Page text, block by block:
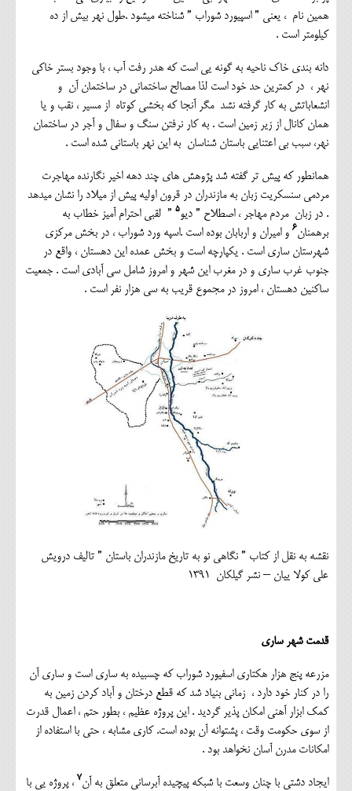
همین نام ، یعنی ” اسپیورد شوراب ” شناخته میشود .طول نهر بیش از ده
کیلومتر است .
دانه بندی خاک ناحیه به گونه یی است که هدر رفت آب ، با وجود بستر خاکی
نهر ، در کمترین حد خود است لذا مصالح ساختمانی در ساختمان آن و
انشعاباتش به کار گرفته نشد مگر آنجا که بخشی کوتاه از مسیر ، نقب و یا
همان کانال از زیر زمین است . به کار نرفتن سنگ و سفال و آجر در ساختمان
نهر، سبب بی اعتنایی باستان شناسان به این نهر باستانی شده است .
همانطور که پیش تر گفته شد پژوهش های چند دهه اخیر نگارنده مهاجرت
مردمی سنسکریت زبان به مازندران در قرون اولیه پیش از میلاد را نشان میدهد
. در زبان مردم مهاجر ، اصطلاح ” دیو۵ ” لقبی احترام آمیز خطاب به
برهمنان۶ و امیران و اربابان بوده است .اسپه ورد شوراب ، در بخش مرکزی
شهرستان ساری است . یکپارچه است و بخش عمده این دهستان ، واقع در
جنوب غرب ساری و در مغرب این شهر و امروز شامل سی آبادی است . جمعیت
ساکنین دهستان ، امروز در مجموع قریب به سی هزار نفر است .
نقشه به نقل از کتاب ” نگاهی نو به تاریخ مازندران باستان ” تالیف درویش
علی کولا ییان – نشر گیلکان ۱۳۹۱
قدمت شهر ساری
مزرعه پنج هزار هکتاری اسفیورد شوراب که چسبیده به ساری است و ساری آن
را در کنار خود دارد ، زمانی بنیاد شد که قطع درختان و آباد کردن زمین به
کمک ابزار آهنی امکان پذیر گردید . این پروژه عظیم ، بطور حتم ، اعمال قدرت
از سوی حکومت وقت ، پشتوانه آن بوده است. کاری مشابه ، حتی با استفاده از
امکانات مدرن آسان نخواهد بود .
ایجاد دشتی با چنان وسعت با شبکه پیچیده آبرسانی متعلق به آن۷ ، پروژه یی با